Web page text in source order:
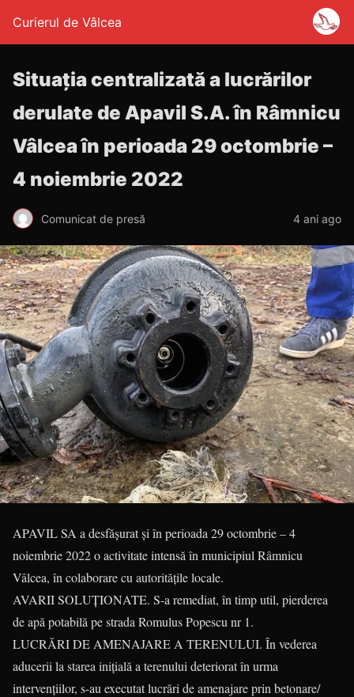
Curierul de Vâlcea
Situaţia centralizată a lucrărilor
derulate de Apavil S.A. în Râmnicu
Vâlcea în perioada 29 octombrie –
4 noiembrie 2022
Comunicat de presă 4 ani ago
APAVIL SA a desfăşurat şi în perioada 29 octombrie – 4
noiembrie 2022 o activitate intensă în municipiul Râmnicu
Vâlcea, în colaborare cu autorităţile locale.
AVARII SOLUŢIONATE. S-a remediat, în timp util, pierderea
de apă potabilă pe strada Romulus Popescu nr 1.
LUCRĂRI DE AMENAJARE A TERENULUI. În vederea
aducerii la starea inițială a terenului deteriorat în urma
intervențiilor, s-au executat lucrări de amenajare prin betonare/